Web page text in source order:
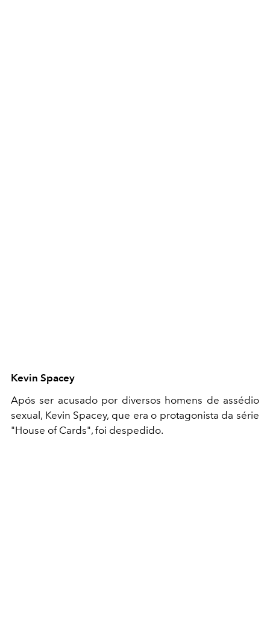
Kevin Spacey
Após ser acusado por diversos homens de assédio
sexual, Kevin Spacey, que era o protagonista da série
"House of Cards", foi despedido.